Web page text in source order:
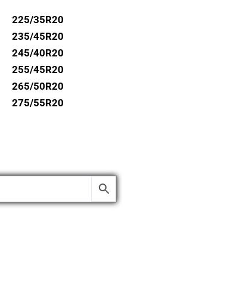
225/35R20
235/45R20
245/40R20
255/45R20
265/50R20
275/55R20